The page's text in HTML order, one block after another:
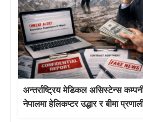
अन्तर्राष्ट्रिय मेडिकल असिस्टेन्स
नेपालमा हेलिकप्टर उद्धार र बीमा